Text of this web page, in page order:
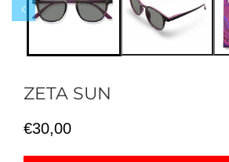
ZETA SUN
Prezzo
di
€30,00